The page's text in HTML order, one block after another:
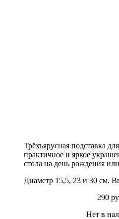
Трёхъярусная подставка
практичное и яркое
стола на день рождения
Диаметр 15,5, 23 и 30 см.
290
Нет в